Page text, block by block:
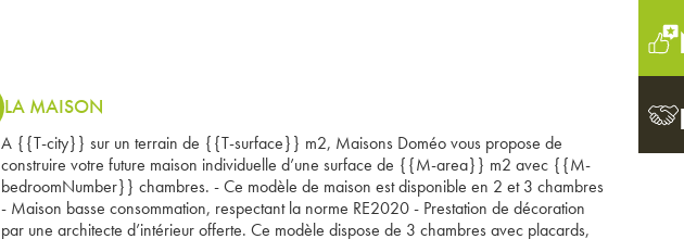
LA MAISON
A {{T-city}} sur un terrain de {{T-surface}} m2, Maisons Doméo vous propose de
construire votre future maison individuelle d’une surface de {{M-area}} m2 avec {{M-
bedroomNumber}} chambres. - Ce modèle de maison est disponible en 2 et 3 chambres
- Maison basse consommation, respectant la norme RE2020 - Prestation de décoration
par une architecte d’intérieur offerte. Ce modèle dispose de 3 chambres avec placards,